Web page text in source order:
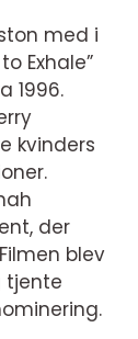
med i
Exhale”
1996.
kvinders
der
blev
tjente